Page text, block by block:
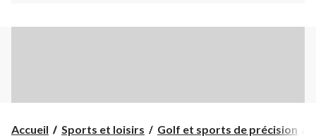
Accueil Sports et loisirs Golf et sports de précision